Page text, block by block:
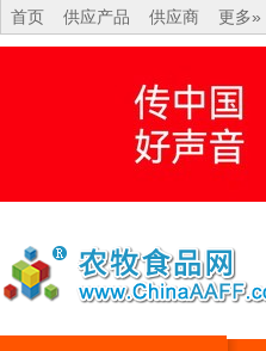
首页 供应产品 供应商 更多»